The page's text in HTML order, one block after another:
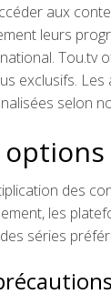
aux
leurs
Tou.tv
exclusifs.
selon
des
les
séries